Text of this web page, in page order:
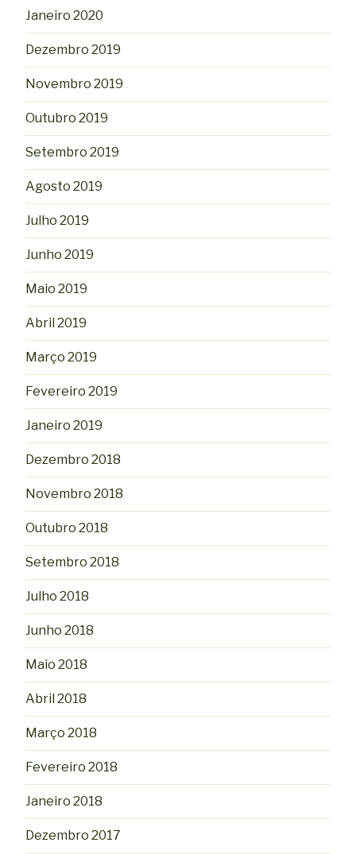
Janeiro 2020
Dezembro 2019
Novembro 2019
Outubro 2019
Setembro 2019
Agosto 2019
Julho 2019
Junho 2019
Maio 2019
Abril 2019
Março 2019
Fevereiro 2019
Janeiro 2019
Dezembro 2018
Novembro 2018
Outubro 2018
Setembro 2018
Julho 2018
Junho 2018
Maio 2018
Abril 2018
Março 2018
Fevereiro 2018
Janeiro 2018
Dezembro 2017